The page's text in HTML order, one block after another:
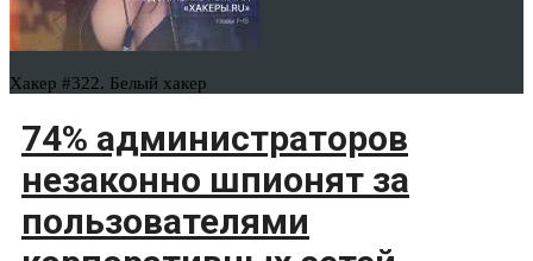
Хакер #322. Белый хакер
74% администраторов
незаконно шпионят за
пользователями